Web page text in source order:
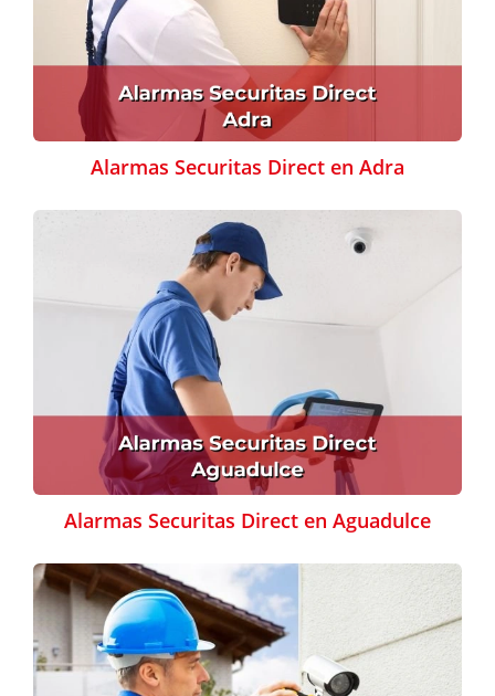
Alarmas Securitas Direct en Adra
Alarmas Securitas Direct en Aguadulce